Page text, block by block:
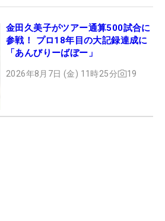
金田久美子がツアー通算500試合に
参戦！ プロ18年目の大記録達成に
「あんびりーばぼー」
2026年8月7日 (金) 11時25分 19